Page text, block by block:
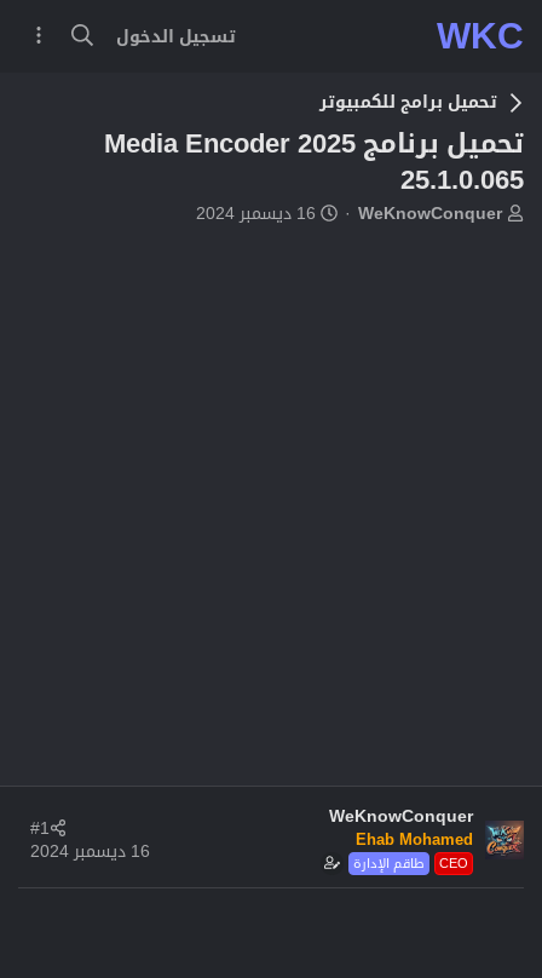
WKC تسجيل الدخول
تحميل برامج للكمبيوتر
تحميل برنامج Media Encoder 2025
25.1.0.065
بWeKnowConquer
ت16 ديسمبر 2024
WeKnowConquer
Ehab Mohamed
طاقم الإدارة CEO
16 ديسمبر 2024
#1